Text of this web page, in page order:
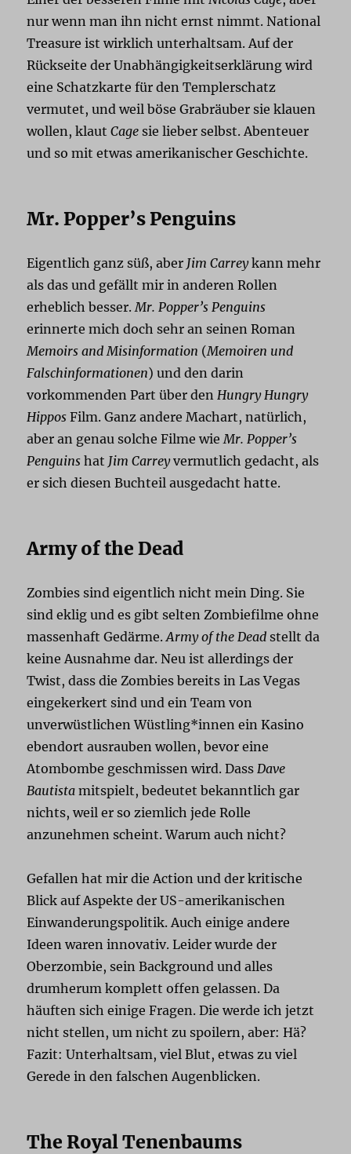
nur wenn man ihn nicht ernst nimmt. National
Treasure ist wirklich unterhaltsam. Auf der
Rückseite der Unabhängigkeitserklärung wird
eine Schatzkarte für den Templerschatz
vermutet, und weil böse Grabräuber sie klauen
wollen, klautCage sie lieber selbst. Abenteuer
und so mit etwas amerikanischer Geschichte.
Mr. Popper’s Penguins
Eigentlich ganz süß, aber Jim Carreykann mehr
als das und gefällt mir in anderen Rollen
erheblich besser. Mr. Popper’s Penguins
erinnerte mich doch sehr an seinen Roman
Memoirs and Misinformation (Memoiren und
Falschinformationen) und den darin
vorkommenden Part über den Hungry Hungry
Hippos Film. Ganz andere Machart, natürlich,
aber an genau solche Filme wie Mr. Popper’s
Penguins hat Jim Carreyvermutlich gedacht, als
er sich diesen Buchteil ausgedacht hatte.
Army of the Dead
Zombies sind eigentlich nicht mein Ding. Sie
sind eklig und es gibt selten Zombiefilme ohne
massenhaft Gedärme.Army of the Dead stellt da
keine Ausnahme dar. Neu ist allerdings der
Twist, dass die Zombies bereits in Las Vegas
eingekerkert sind und ein Team von
unverwüstlichen Wüstling*innen ein Kasino
ebendort ausrauben wollen, bevor eine
Atombombe geschmissen wird. Dass Dave
Bautista mitspielt, bedeutet bekanntlich gar
nichts, weil er so ziemlich jede Rolle
anzunehmen scheint. Warum auch nicht?
Gefallen hat mir die Action und der kritische
Blick auf Aspekte der US-amerikanischen
Einwanderungspolitik. Auch einige andere
Ideen waren innovativ. Leider wurde der
Oberzombie, sein Background und alles
drumherum komplett offen gelassen. Da
häuften sich einige Fragen. Die werde ich jetzt
nicht stellen, um nicht zu spoilern, aber: Hä?
Fazit: Unterhaltsam, viel Blut, etwas zu viel
Gerede in den falschen Augenblicken.
The Royal Tenenbaums